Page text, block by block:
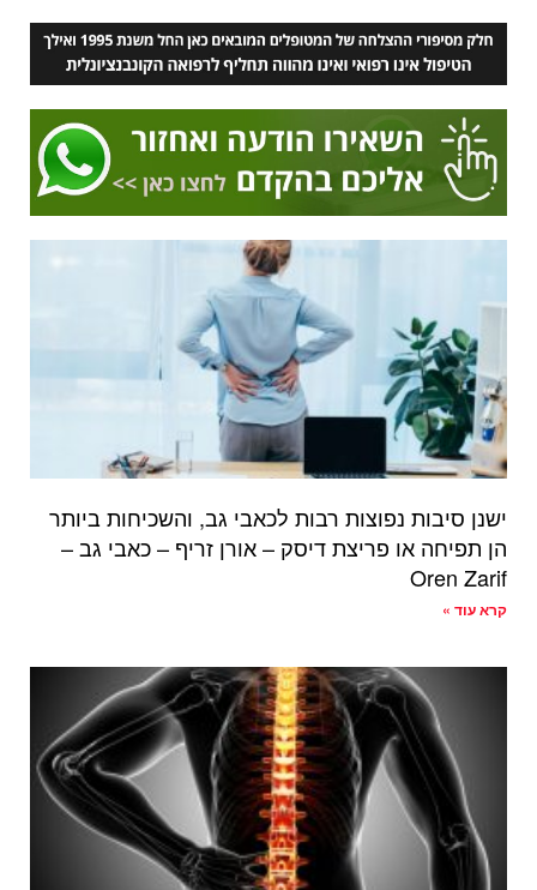
ישנן סיבות נפוצות רבות לכאבי גב, והשכיחות ביותר
הן תפיחה או פריצת דיסק – אורן זריף – כאבי גב –
Oren Zarif
קרא עוד »